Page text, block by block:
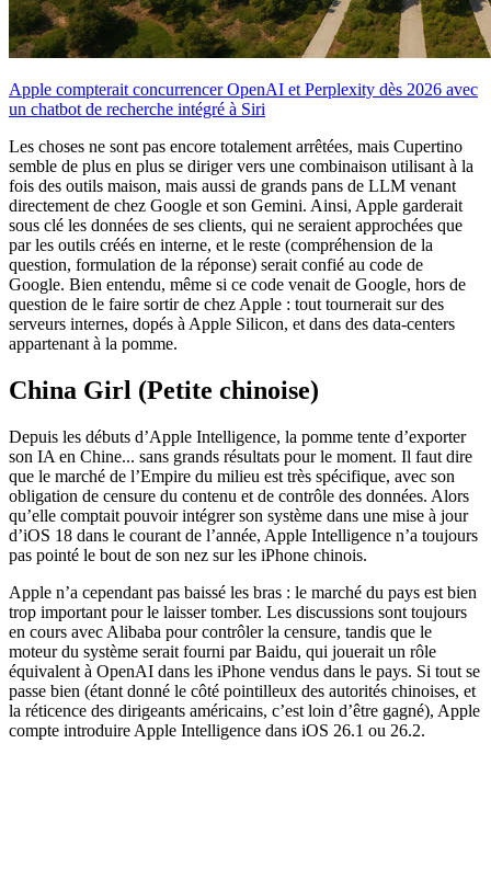
Apple compterait concurrencer OpenAI et Perplexity dès 2026 avec
un chatbot de recherche intégré à Siri
Les choses ne sont pas encore totalement arrêtées, mais Cupertino
semble de plus en plus se diriger vers une combinaison utilisant à la
fois des outils maison, mais aussi de grands pans de LLM venant
directement de chez Google et son Gemini. Ainsi, Apple garderait
sous clé les données de ses clients, qui ne seraient approchées que
par les outils créés en interne, et le reste (compréhension de la
question, formulation de la réponse) serait confié au code de
Google. Bien entendu, même si ce code venait de Google, hors de
question de le faire sortir de chez Apple : tout tournerait sur des
serveurs internes, dopés à Apple Silicon, et dans des data-centers
appartenant à la pomme.
China Girl (Petite chinoise)
Depuis les débuts d’Apple Intelligence, la pomme tente d’exporter
son IA en Chine... sans grands résultats pour le moment. Il faut dire
que le marché de l’Empire du milieu est très spécifique, avec son
obligation de censure du contenu et de contrôle des données. Alors
qu’elle comptait pouvoir intégrer son système dans une mise à jour
d’iOS 18 dans le courant de l’année, Apple Intelligence n’a toujours
pas pointé le bout de son nez sur les iPhone chinois.
Apple n’a cependant pas baissé les bras : le marché du pays est bien
trop important pour le laisser tomber. Les discussions sont toujours
en cours avec Alibaba pour contrôler la censure, tandis que le
moteur du système serait fourni par Baidu, qui jouerait un rôle
équivalent à OpenAI dans les iPhone vendus dans le pays. Si tout se
passe bien (étant donné le côté pointilleux des autorités chinoises, et
la réticence des dirigeants américains, c’est loin d’être gagné), Apple
compte introduire Apple Intelligence dans iOS 26.1 ou 26.2.